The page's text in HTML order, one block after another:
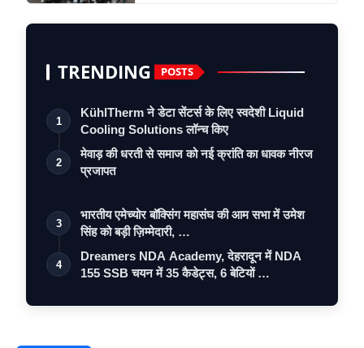
TRENDING POSTS
1
KühlTherm ने डेटा सेंटर्स के लिए स्वदेशी Liquid
Cooling Solutions लॉन्च किए
2
मेवाड़ की धरती से समाज को नई क्रांति का धावक नीरज
प्रजापत
3
भारतीय एमेच्योर बॉक्सिंग महासंघ की आम सभा में उमेश
सिंह को बड़ी ज़िम्मेदारी, …
4
Dreamers NDA Academy, देहरादून में NDA
155 SSB चयन में 35 कैडेट्स, 6 बेटियों …